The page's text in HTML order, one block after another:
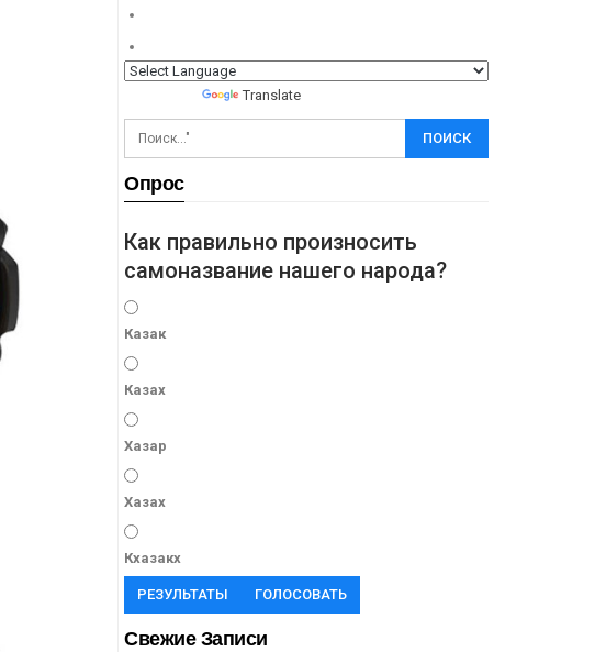
Translate
Опрос
Как правильно произносить
самоназвание нашего народа?
Казак
Казах
Хазар
Хазах
Кхазакх
РЕЗУЛЬТАТЫ ГОЛОСОВАТЬ
Свежие Записи